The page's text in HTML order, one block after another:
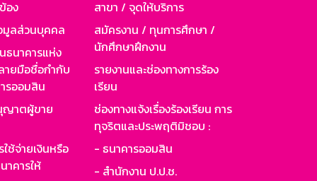
อง
มูลส่วนบุคคล
นาคารแห่ง
ายมือชื่อกำกับ
รออมสิน
ญาตผู้ขาย
ช้จ่ายเงินหรือ
คารให้
สาขา / จุดให้บริการ
สมัครงาน / ทุนการศึกษา /
นักศึกษาฝึกงาน
รายงานและช่องทางการร้อง
เรียน
ช่องทางแจ้งเรื่องร้องเรียน การ
ทุจริตและประพฤติมิชอบ :
- ธนาคารออมสิน
- สำนักงาน ป.ป.ช.